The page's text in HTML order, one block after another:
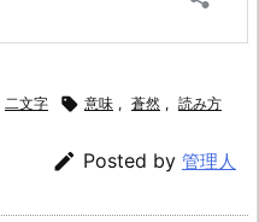
二文字  意味 , 蒼然 , 読み方
 Posted by 管理人